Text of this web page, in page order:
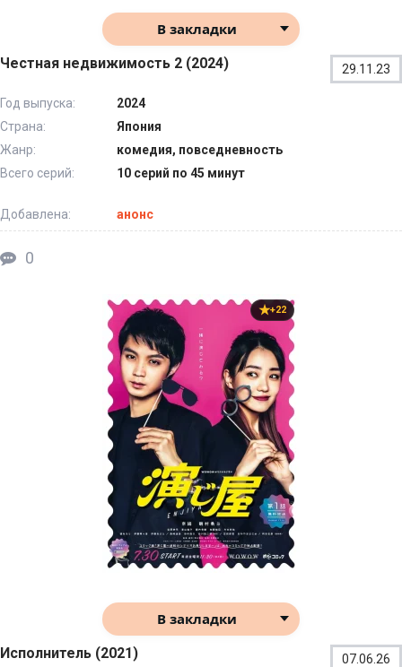
В закладки
Честная недвижимость 2 (2024) 29.11.23
Год выпуска:
2024
Страна:
Япония
Жанр:
комедия, повседневность
Всего серий:
10 серий по 45 минут
Добавлена: анонс
0
+22
В закладки
Исполнитель (2021) 07.06.26